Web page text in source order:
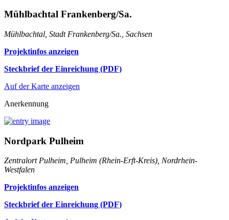
Mühlbachtal Frankenberg/Sa.
Mühlbachtal, Stadt Frankenberg/Sa., Sachsen
Projektinfos anzeigen
Steckbrief der Einreichung (PDF)
Auf der Karte anzeigen
Anerkennung
Nordpark Pulheim
Zentralort Pulheim, Pulheim (Rhein-Erft-Kreis), Nordrhein-
Westfalen
Projektinfos anzeigen
Steckbrief der Einreichung (PDF)